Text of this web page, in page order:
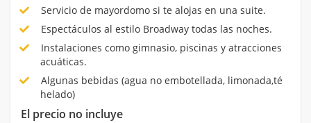
Servicio de mayordomo si te alojas en una suite.
Espectáculos al estilo Broadway todas las noches.
Instalaciones como gimnasio, piscinas y atracciones
acuáticas.
Algunas bebidas (agua no embotellada, limonada,té
helado)
El precio no incluye